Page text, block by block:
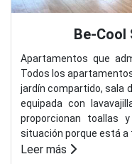
Be-Cool
Apartamentos que
Todos los
jardín compartido, sala
equipada con
proporcionan toallas
situación porque está a
Leer más